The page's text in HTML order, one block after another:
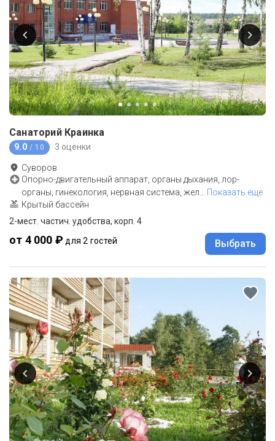
Санаторий Краинка
9.0 / 10 3 оценки
Суворов
Опорно-двигательный аппарат, органы дыхания, лор-
органы, гинекология, нервная система, жел
Показать еще
Крытый бассейн
2-мест. частич. удобства, корп. 4
от 4 000 ₽ для 2 гостей Выбрать